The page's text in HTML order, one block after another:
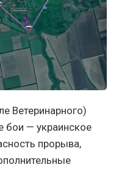
Ветеринарного)
бои — украинское
прорыва,